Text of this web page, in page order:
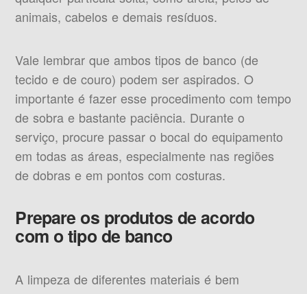
animais, cabelos e demais resíduos.
Vale lembrar que ambos tipos de banco (de
tecido e de couro) podem ser aspirados. O
importante é fazer esse procedimento com tempo
de sobra e bastante paciência. Durante o
serviço, procure passar o bocal do equipamento
em todas as áreas, especialmente nas regiões
de dobras e em pontos com costuras.
Prepare os produtos de acordo
com o tipo de banco
A limpeza de diferentes materiais é bem